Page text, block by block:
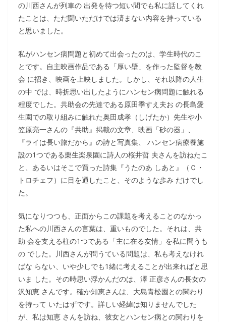
の川西さんが列車の 出発を待つ短い間でも私に話してくれ
たことは、ただ聞いただけでは済まない内容を持っている
と思いました。
私がハンセン病問題と初めて出会ったのは、学生時代のこ
とです。自主映画作品である「厚い壁」を作った監督を教
会 に招き、映画を上映しました。しかし、それ以降の人生
の中 では、時折思い出したようにハンセン病問題に触れる
程度でした。共助会の先達である原田季すえ夫お の長島愛
生園での取り組みに触れた奥田成孝（しげたか）先生や小
笠原亮一さんの『共助』掲載の文章、映画「砂の器」、
『ライは長い旅だから』の詩と写真集、 ハンセン病療養施
設の1つである栗生楽泉園に詩人の桜井哲 夫さんを訪ねたこ
と、あるいはそこで買った詩集『うたのあ しあと』（Ｃ・
トロチェフ）に目を通したこと、そのような歩み だけでし
た。
気になりつつも、正面からこの課題を考えることのなかっ
た私への川西さんの言葉は、重いものでした。それは、共
助 会を支える柱の1つである「主に在る友情」を私に問うも
の でした。川西さんが問うている問題は、私も考えなけれ
ばな らない、いや少しでも1緒に考えることが出来ればと思
いま した。その時思い浮かんだのは、澤 正彦さんの長女の
沢知恵 さんです。確か知恵さんは、大島青松園との関わり
を持って いたはずです。詳しい経緯は知りませんでした
が、私は知恵 さんを訪ね、彼女とハンセン病との関わりを